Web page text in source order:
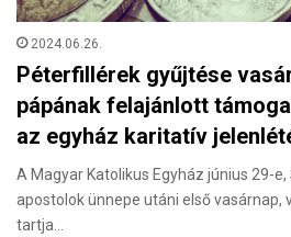
2024.06.26.
Péterfillérek gyűjtése
pápának felajánlott
az egyház karitatív
A Magyar Katolikus Egyház június 29-e,
apostolok ünnepe utáni első vasárnap,
tartja…